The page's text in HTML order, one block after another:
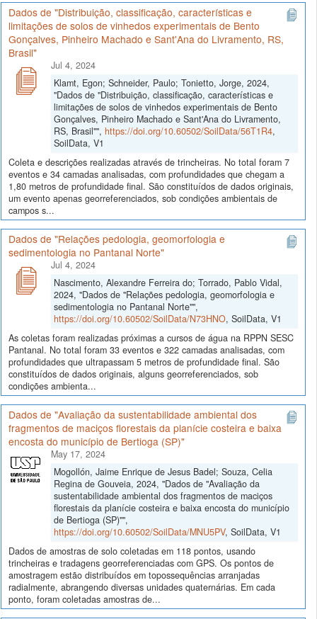
Dados de "Distribuição, classificação, características e
limitações de solos de vinhedos experimentais de Bento
Gonçalves, Pinheiro Machado e Sant'Ana do Livramento, RS,
Brasil"
Jul 4, 2024
Klamt, Egon; Schneider, Paulo; Tonietto, Jorge, 2024,
"Dados de "Distribuição, classificação, características e
limitações de solos de vinhedos experimentais de Bento
Gonçalves, Pinheiro Machado e Sant'Ana do Livramento,
RS, Brasil"", https://doi.org/10.60502/SoilData/56T1R4,
SoilData, V1
Coleta e descrições realizadas através de trincheiras. No total foram 7
eventos e 34 camadas analisadas, com profundidades que chegam a
1,80 metros de profundidade final. São constituídos de dados originais,
um evento apenas georreferenciados, sob condições ambientais de
campos s...
Dados de "Relações pedologia, geomorfologia e
sedimentologia no Pantanal Norte"
Jul 4, 2024
Nascimento, Alexandre Ferreira do; Torrado, Pablo Vidal,
2024, "Dados de "Relações pedologia, geomorfologia e
sedimentologia no Pantanal Norte"",
https://doi.org/10.60502/SoilData/N73HNO, SoilData, V1
As coletas foram realizadas próximas a cursos de água na RPPN SESC
Pantanal. No total foram 33 eventos e 322 camadas analisadas, com
profundidades que ultrapassam 5 metros de profundidade final. São
constituídos de dados originais, alguns georreferenciados, sob
condições ambienta...
Dados de "Avaliação da sustentabilidade ambiental dos
fragmentos de maciços florestais da planície costeira e baixa
encosta do município de Bertioga (SP)"
May 17, 2024
Mogollón, Jaime Enrique de Jesus Badel; Souza, Celia
Regina de Gouveia, 2024, "Dados de "Avaliação da
sustentabilidade ambiental dos fragmentos de maciços
florestais da planície costeira e baixa encosta do município
de Bertioga (SP)"",
https://doi.org/10.60502/SoilData/MNU5PV, SoilData, V1
Dados de amostras de solo coletadas em 118 pontos, usando
trincheiras e tradagens georreferenciadas com GPS. Os pontos de
amostragem estão distribuídos em topossequências arranjadas
radialmente, abrangendo diversas unidades quaternárias. Em cada
ponto, foram coletadas amostras de...